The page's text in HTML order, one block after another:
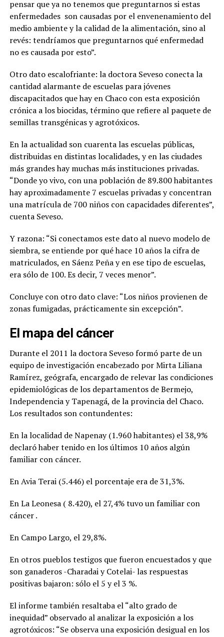
pensar que ya no tenemos que preguntarnos si estas
enfermedades son causadas por el envenenamiento del
medio ambiente y la calidad de la alimentación, sino al
revés: tendríamos que preguntarnos qué enfermedad
no es causada por esto”.
Otro dato escalofriante: la doctora Seveso conecta la
cantidad alarmante de escuelas para jóvenes
discapacitados que hay en Chaco con esta exposición
crónica a los biocidas, término que refiere al paquete de
semillas transgénicas y agrotóxicos.
En la actualidad son cuarenta las escuelas públicas,
distribuidas en distintas localidades, y en las ciudades
más grandes hay muchas más instituciones privadas.
“Donde yo vivo, con una población de 89.800 habitantes
hay aproximadamente 7 escuelas privadas y concentran
una matrícula de 700 niños con capacidades diferentes”,
cuenta Seveso.
Y razona: “Si conectamos este dato al nuevo modelo de
siembra, se entiende por qué hace 10 años la cifra de
matriculados, en Sáenz Peña y en ese tipo de escuelas,
era sólo de 100. Es decir, 7 veces menor”.
Concluye con otro dato clave: “Los niños provienen de
zonas fumigadas, prácticamente sin excepción”.
El mapa del cáncer
Durante el 2011 la doctora Seveso formó parte de un
equipo de investigación encabezado por Mirta Liliana
Ramírez, geógrafa, encargado de relevar las condiciones
epidemiológicas de los departamentos de Bermejo,
Independencia y Tapenagá, de la provincia del Chaco.
Los resultados son contundentes:
En la localidad de Napenay (1.960 habitantes) el 38,9%
declaró haber tenido en los últimos 10 años algún
familiar con cáncer.
En Avia Terai (5.446) el porcentaje era de 31,3%.
En La Leonesa ( 8.420), el 27,4% tuvo un familiar con
cáncer .
En Campo Largo, el 29,8%.
En otros pueblos testigos que fueron encuestados y que
son ganaderos -Charadai y Cotelai- las respuestas
positivas bajaron: sólo el 5 y el 3 %.
El informe también resaltaba el “alto grado de
inequidad” observado al analizar la exposición a los
agrotóxicos: “Se observa una exposición desigual en los